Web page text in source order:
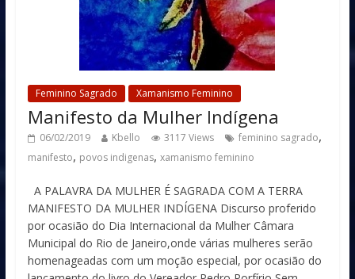
Feminino Sagrado Xamanismo Feminino
Manifesto da Mulher Indígena
06/02/2019 Kbello 3117 Views feminino sagrado,
manifesto, povos indigenas, xamanismo feminino
A PALAVRA DA MULHER É SAGRADA COM A TERRA
MANIFESTO DA MULHER INDÍGENA Discurso proferido
por ocasião do Dia Internacional da Mulher Câmara
Municipal do Rio de Janeiro,onde várias mulheres serão
homenageadas com um moção especial, por ocasião do